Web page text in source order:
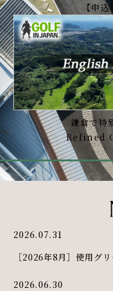
【申
鎌倉で特
Refined
2026.07.31
［2026年8月］使用グ
2026.06.30